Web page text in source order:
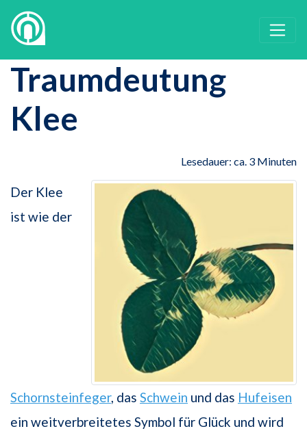
Traumdeutung
Klee
Lesedauer: ca. 3 Minuten
Der Klee
ist wie der
Schornsteinfeger, das Schwein und das Hufeisen
ein weitverbreitetes Symbol für Glück und wird